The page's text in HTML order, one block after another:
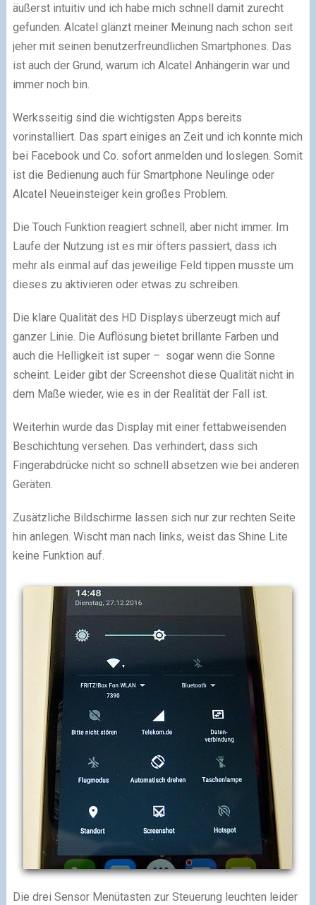
äußerst intuitiv und ich habe mich schnell damit zurecht
gefunden. Alcatel glänzt meiner Meinung nach schon seit
jeher mit seinen benutzerfreundlichen Smartphones. Das
ist auch der Grund, warum ich Alcatel Anhängerin war und
immer noch bin.
Werksseitig sind die wichtigsten Apps bereits
vorinstalliert. Das spart einiges an Zeit und ich konnte mich
bei Facebook und Co. sofort anmelden und loslegen. Somit
ist die Bedienung auch für Smartphone Neulinge oder
Alcatel Neueinsteiger kein großes Problem.
Die Touch Funktion reagiert schnell, aber nicht immer. Im
Laufe der Nutzung ist es mir öfters passiert, dass ich
mehr als einmal auf das jeweilige Feld tippen musste um
dieses zu aktivieren oder etwas zu schreiben.
Die klare Qualität des HD Displays überzeugt mich auf
ganzer Linie. Die Auflösung bietet brillante Farben und
auch die Helligkeit ist super – sogar wenn die Sonne
scheint. Leider gibt der Screenshot diese Qualität nicht in
dem Maße wieder, wie es in der Realität der Fall ist.
Weiterhin wurde das Display mit einer fettabweisenden
Beschichtung versehen. Das verhindert, dass sich
Fingerabdrücke nicht so schnell absetzen wie bei anderen
Geräten.
Zusätzliche Bildschirme lassen sich nur zur rechten Seite
hin anlegen. Wischt man nach links, weist das Shine Lite
keine Funktion auf.
Die drei Sensor Menütasten zur Steuerung leuchten leider